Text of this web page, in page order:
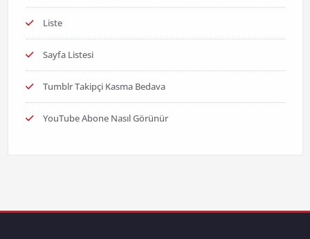
Liste
Sayfa Listesi
Tumblr Takipçi Kasma Bedava
YouTube Abone Nasıl Görünür